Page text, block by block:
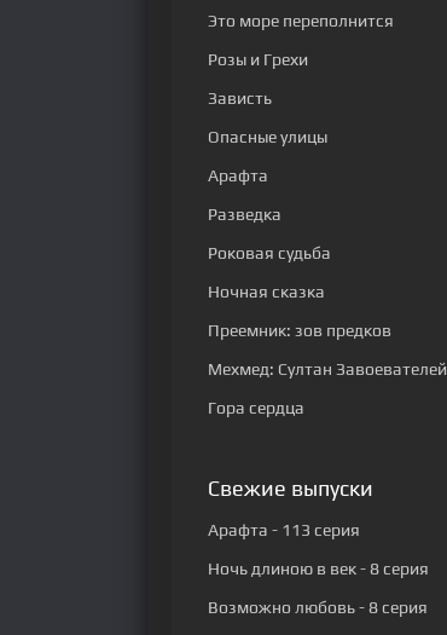
Это море переполнится
Розы и Грехи
Зависть
Опасные улицы
Арафта
Разведка
Роковая судьба
Ночная сказка
Преемник: зов предков
Мехмед: Султан Завоевателей
Гора сердца
Свежие выпуски
Арафта - 113 серия
Ночь длиною в век- 8 серия
Возможно любовь- 8 серия